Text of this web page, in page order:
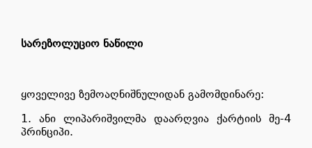
სარეზოლუციო ნაწილი
ყოველივე ზემოაღნიშნულიდან გამომდინარე:
1. ანი ლიპარიშვილმა დაარღვია ქარტიის მე-4
პრინციპი.